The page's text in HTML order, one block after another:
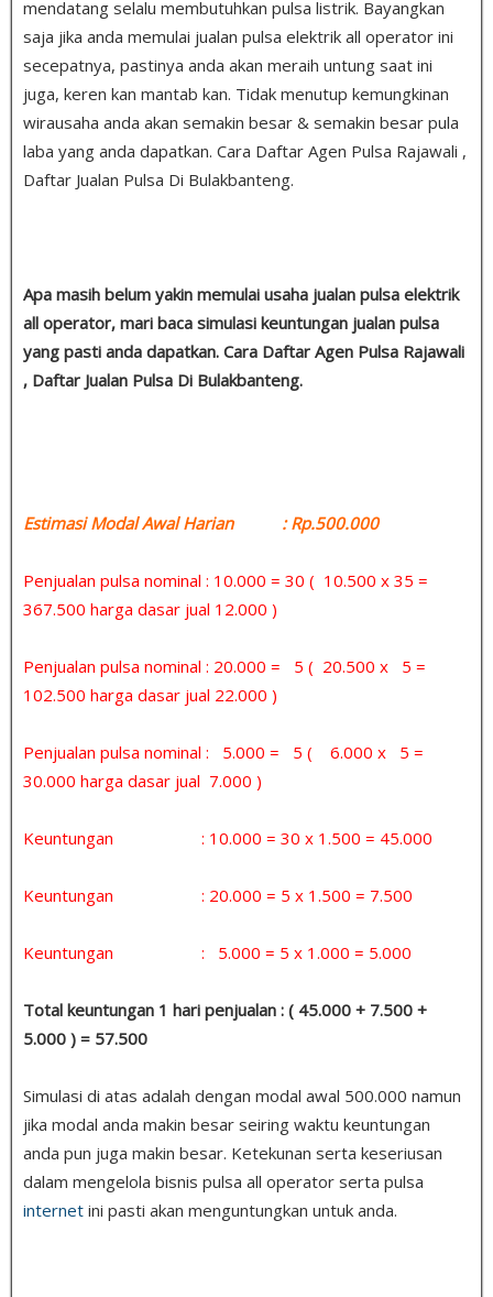
mendatang selalu membutuhkan pulsa listrik. Bayangkan
saja jika anda memulai jualan pulsa elektrik all operator ini
secepatnya, pastinya anda akan meraih untung saat ini
juga, keren kan mantab kan. Tidak menutup kemungkinan
wirausaha anda akan semakin besar & semakin besar pula
laba yang anda dapatkan. Cara Daftar Agen Pulsa Rajawali ,
Daftar Jualan Pulsa Di Bulakbanteng.
Apa masih belum yakin memulai usaha jualan pulsa elektrik
all operator, mari baca simulasi keuntungan jualan pulsa
yang pasti anda dapatkan. Cara Daftar Agen Pulsa Rajawali
, Daftar Jualan Pulsa Di Bulakbanteng.
Estimasi Modal Awal Harian : Rp.500.000
Penjualan pulsa nominal : 10.000 = 30 ( 10.500 x 35 =
367.500 harga dasar jual 12.000 )
Penjualan pulsa nominal : 20.000 = 5 ( 20.500 x 5 =
102.500 harga dasar jual 22.000 )
Penjualan pulsa nominal : 5.000 = 5 ( 6.000 x 5 =
30.000 harga dasar jual 7.000 )
Keuntungan : 10.000 = 30 x 1.500 = 45.000
Keuntungan : 20.000 = 5 x 1.500 = 7.500
Keuntungan : 5.000 = 5 x 1.000 = 5.000
Total keuntungan 1 hari penjualan : ( 45.000 + 7.500 +
5.000 ) = 57.500
Simulasi di atas adalah dengan modal awal 500.000 namun
jika modal anda makin besar seiring waktu keuntungan
anda pun juga makin besar. Ketekunan serta keseriusan
dalam mengelola bisnis pulsa all operator serta pulsa
internet ini pasti akan menguntungkan untuk anda.